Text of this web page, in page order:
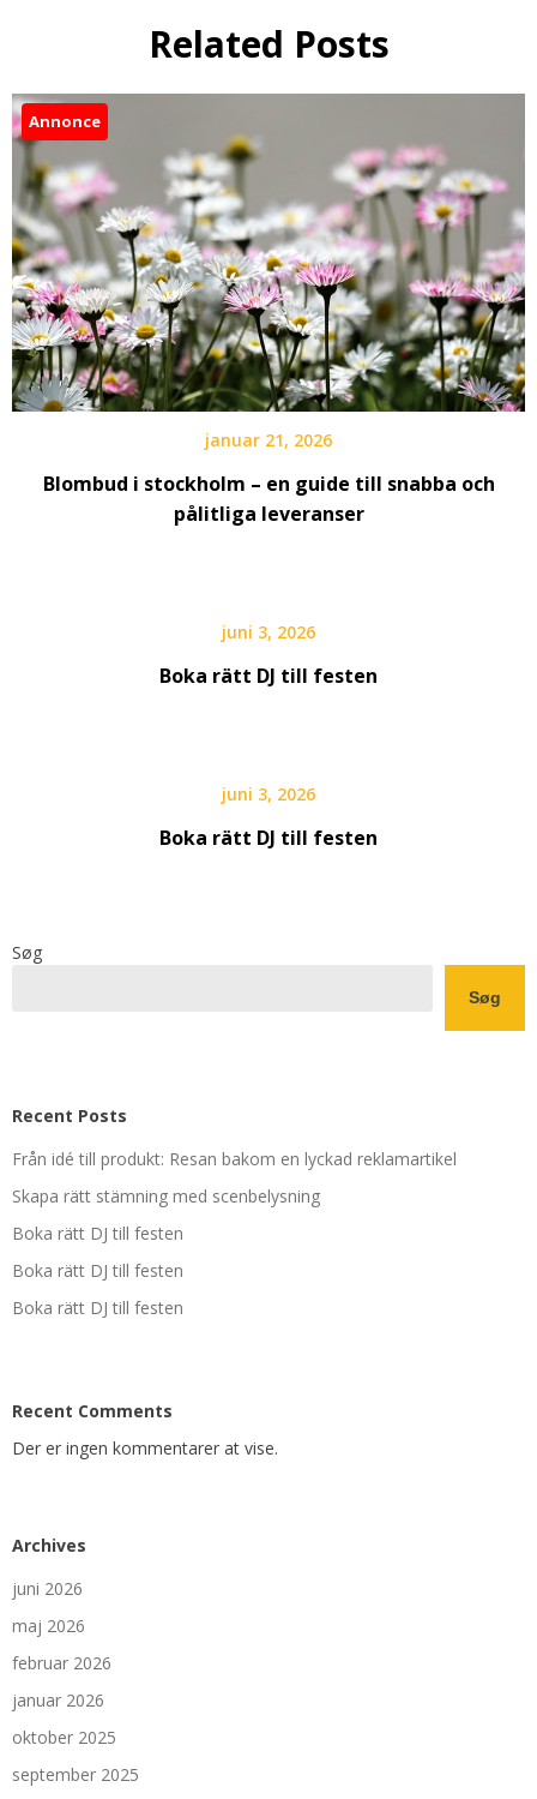
Related Posts
Annonce
januar 21, 2026
Blombud i stockholm – en guide till snabba och
pålitliga leveranser
juni 3, 2026
Boka rätt DJ till festen
juni 3, 2026
Boka rätt DJ till festen
Søg
Søg
Recent Posts
Från idé till produkt: Resan bakom en lyckad reklamartikel
Skapa rätt stämning med scenbelysning
Boka rätt DJ till festen
Boka rätt DJ till festen
Boka rätt DJ till festen
Recent Comments
Der er ingen kommentarer at vise.
Archives
juni 2026
maj 2026
februar 2026
januar 2026
oktober 2025
september 2025